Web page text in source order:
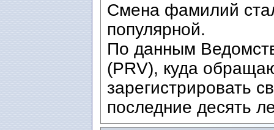
Смена фамилий
популярной.
По данным
(PRV), куда
зарегистрировать
последние десять